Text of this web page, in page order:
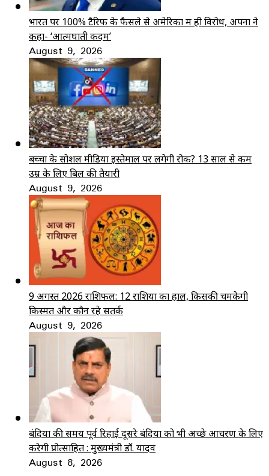
भारत पर 100% टैरिफ के फैसले से अमेरिका में ही विरोध, अपनों ने
कहा- ‘आत्मघाती कदम’
August 9, 2026
बच्चों के सोशल मीडिया इस्तेमाल पर लगेगी रोक? 13 साल से कम
उम्र के लिए बिल की तैयारी
August 9, 2026
9 अगस्त 2026 राशिफल: 12 राशियों का हाल, किसकी चमकेगी
किस्मत और कौन रहे सतर्क
August 9, 2026
बंदियों की समय पूर्व रिहाई दूसरे बंदियों को भी अच्छे आचरण के लिए
करेगी प्रोत्साहित : मुख्यमंत्री डॉ. यादव
August 8, 2026